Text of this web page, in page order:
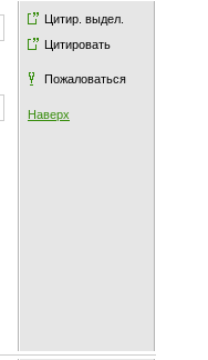
Цитир. выдел.
Цитировать
Пожаловаться
Наверх